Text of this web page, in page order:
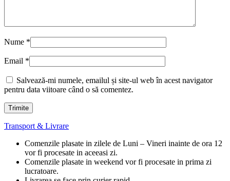
Nume *
Email *
Salvează-mi numele, emailul și site-ul web în acest navigator
pentru data viitoare când o să comentez.
Transport & Livrare
Comenzile plasate in zilele de Luni – Vineri inainte de ora 12
vor fi procesate in aceeasi zi.
Comenzile plasate in weekend vor fi procesate in prima zi
lucratoare.